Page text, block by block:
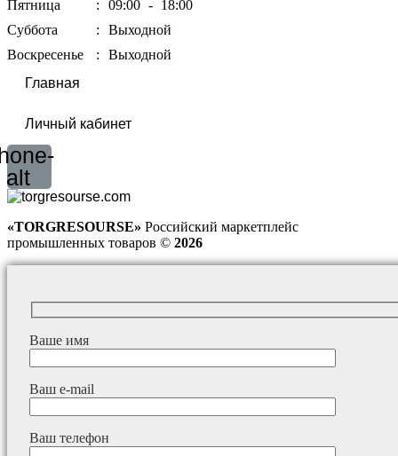
Пятница
: 09:00 - 18:00
Суббота
:
Выходной
Воскресенье
:
Выходной
Главная
Личный кабинет
alt
«TORGRESOURSE» Российский маркетплейс
промышленных товаров © 2026
Ваше имя
Ваш e-mail
Ваш телефон